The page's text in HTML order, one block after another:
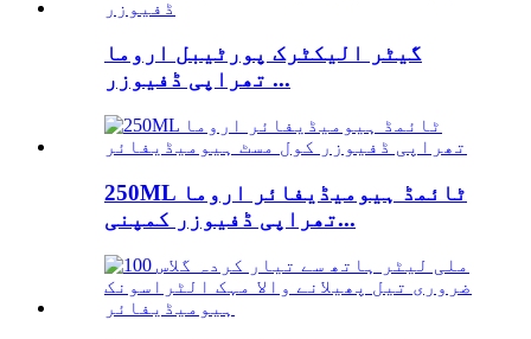
گیٹر الیکٹرک پورٹیبل اروما
تھراپی ڈفیوزر ...
250ML ٹائمڈ ہیومیڈیفائر اروما
تھراپی ڈفیوزر کمپنی...